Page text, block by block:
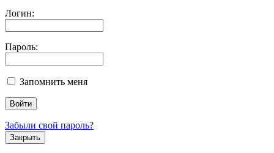
Логин:
Пароль:
Запомнить меня
Забыли свой пароль?
Закрыть